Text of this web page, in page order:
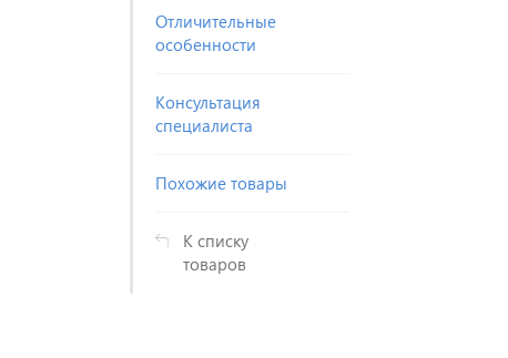
Отличительные
особенности
Консультация
специалиста
Похожие товары
К списку
товаров